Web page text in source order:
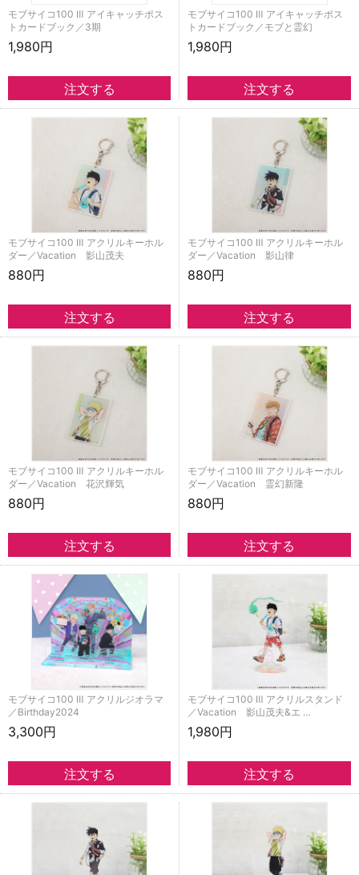
モブサイコ100 Ⅲ アイキャッチポス
トカードブック／3期
1,980円
モブサイコ100 Ⅲ アイキャッチポス
トカードブック／モブと霊幻
1,980円
モブサイコ100 Ⅲ アクリルキーホル
ダー／Vacation 影山茂夫
880円
モブサイコ100 Ⅲ アクリルキーホル
ダー／Vacation 影山律
880円
モブサイコ100 Ⅲ アクリルキーホル
ダー／Vacation 花沢輝気
880円
モブサイコ100 Ⅲ アクリルキーホル
ダー／Vacation 霊幻新隆
880円
モブサイコ100 Ⅲ アクリルジオラマ
／Birthday2024
3,300円
モブサイコ100 Ⅲ アクリルスタンド
／Vacation 影山茂夫&エ …
1,980円